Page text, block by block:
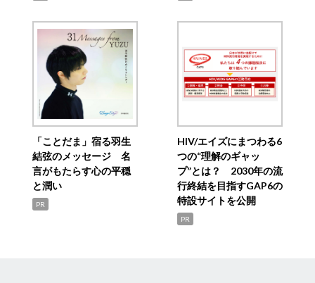
「ことだま」宿る羽生
結弦のメッセージ 名
言がもたらす心の平穏
と潤い
PR
HIV/エイズにまつわる6
つの“理解のギャッ
プ”とは？ 2030年の流
行終結を目指すGAP6の
特設サイトを公開
PR